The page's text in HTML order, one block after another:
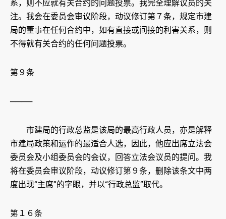
系，则不应就有关合约的问题投票。我完全理解议员的关
注。我会在委员会审议阶段，动议修订第７条，规定市建
局的董事在任何合约中，如有直接或间接的利害关系，则
不得就有关合约的任何问题投票。
第９条
────
市建局的行政总监是该局的最高行政人员，亦是解释
市建局政策和运作的最适合人选，因此，他应出席立法会
委员会及小组委员会的会议，回答立法会议员的提问。我
将在委员会审议阶段，动议修订第９条，删除该条文中两
度出现“主席”的字眼，并以“行政总监”取代。
第１６条